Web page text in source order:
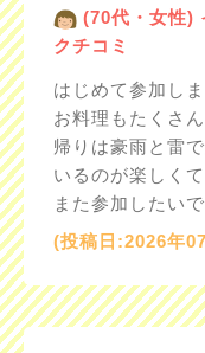
(70代・女性)
クチコミ
はじめて参加し
お料理もたくさ
帰りは豪雨と雷
いるのが楽しく
また参加したいで
(投稿日:2026年